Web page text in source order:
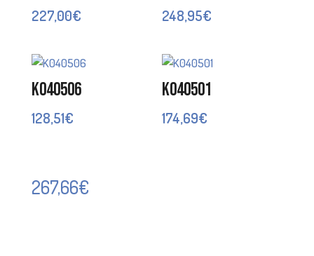
227,00€ 248,95€
K040506
128,51€
K040501
174,69€
267,66€